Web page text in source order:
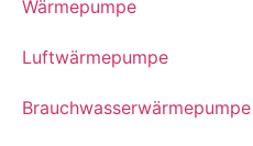
Wärmepumpe
Luftwärmepumpe
Brauchwasserwärmepumpe